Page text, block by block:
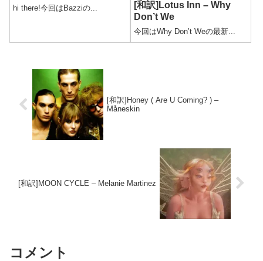
hi there!今回はBazziの...
[和訳]Lotus Inn – Why
Don’t We
今回はWhy Don’t Weの最新...
[和訳]Honey ( Are U Coming? ) –
Måneskin
[和訳]MOON CYCLE – Melanie Martinez
コメント